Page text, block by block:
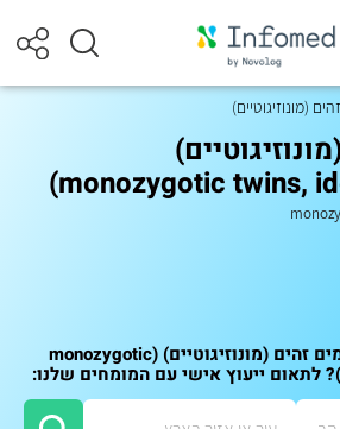
(מונוזיגוטיים)
רוצה להתייעץ על תאומים זהים (מונוזיגוטיים) (monozygotic